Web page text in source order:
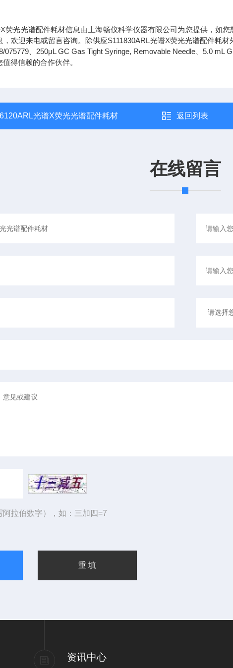
X荧光光谱配件耗材信息由上海畅仪科学仪器有限公司为您提供，如
，欢迎来电或留言咨询。除供应S111830ARL光谱X荧光光谱配件耗
075779、250μL GC Gas Tight Syringe, Removable Needle、5.0 mL
得信赖的合作伙伴。
光谱X荧光光谱配件耗材 返回列表
在线留言
拉伯数字），如：三加四=7
资讯中心